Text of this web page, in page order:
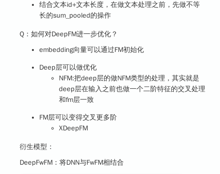
结合文本id+文本长度，在做文本处理之前，先做不等
长的sum_pooled的操作
Q：如何对DeepFM进一步优化？
embedding向量可以通过FM初始化
Deep层可以做优化
NFM:把deep层的做NFM类型的处理，其实就是
deep层在输入之前也做一个二阶特征的交叉处理
和fm层一致
FM层可以变得交叉更多阶
XDeepFM
衍生模型：
DeepFwFM：将DNN与FwFM相结合